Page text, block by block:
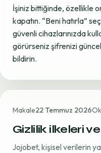
İşiniz bittiğinde, özellikle
kapatın. “Beni hatırla”
güvenli cihazlarınızda
görürseniz şifrenizi
bildirin.
Makale22 Temmuz 2026
Gizlilik ilkeleri
Jojobet, kişisel verilerin